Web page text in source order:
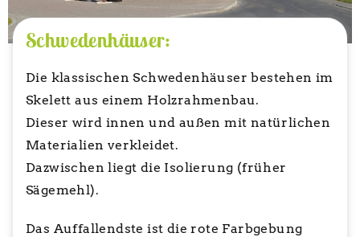
Schwedenhäuser:
Die klassischen Schwedenhäuser bestehen im
Skelett aus einem Holzrahmenbau.
Dieser wird innen und außen mit natürlichen
Materialien verkleidet.
Dazwischen liegt die Isolierung (früher
Sägemehl).
Das Auffallendste ist die rote Farbgebung